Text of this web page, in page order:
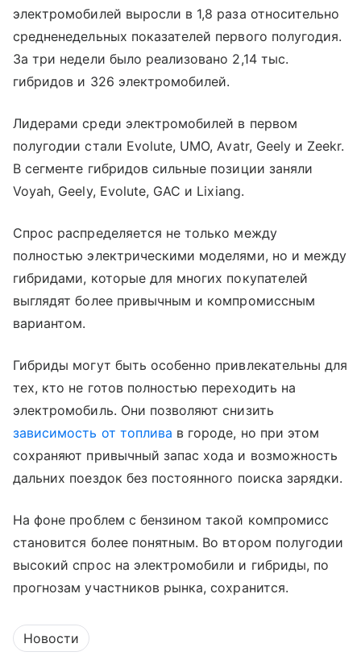
электромобилей выросли в 1,8 раза относительно
средненедельных показателей первого полугодия.
За три недели было реализовано 2,14 тыс.
гибридов и 326 электромобилей.
Лидерами среди электромобилей в первом
полугодии стали Evolute, UMO, Avatr, Geely и Zeekr.
В сегменте гибридов сильные позиции заняли
Voyah, Geely, Evolute, GAC и Lixiang.
Спрос распределяется не только между
полностью электрическими моделями, но и между
гибридами, которые для многих покупателей
выглядят более привычным и компромиссным
вариантом.
Гибриды могут быть особенно привлекательны для
тех, кто не готов полностью переходить на
электромобиль. Они позволяют снизить
зависимость от топлива в городе, но при этом
сохраняют привычный запас хода и возможность
дальних поездок без постоянного поиска зарядки.
На фоне проблем с бензином такой компромисс
становится более понятным. Во втором полугодии
высокий спрос на электромобили и гибриды, по
прогнозам участников рынка, сохранится.
Новости